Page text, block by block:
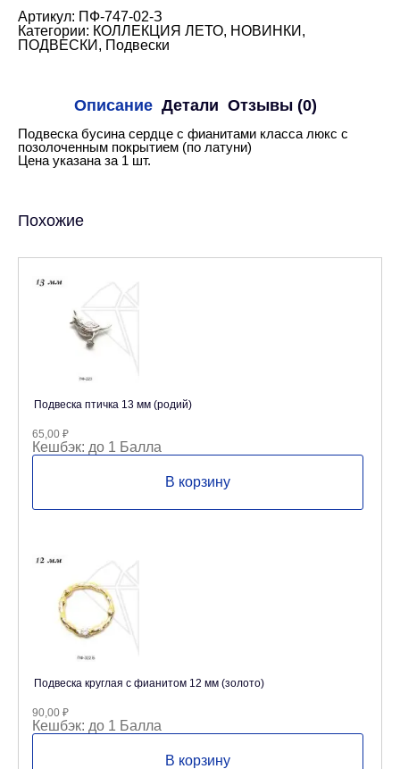
с
фианитами
13,5
Артикул: ПФ-747-02-З
Категории: КОЛЛЕКЦИЯ ЛЕТО, НОВИНКИ ,
ПОДВЕСКИ , Подвески
Описание Детали Отзывы (0)
Подвеска бусина сердце с фианитами класса люкс с
позолоченным покрытием (по латуни)
Цена указана за 1 шт.
Похожие
Подвеска птичка 13 мм (родий)
65,00 ₽
Кешбэк: до 1 Балла
В корзину
Подвеска круглая с фианитом 12 мм (золото)
90,00 ₽
Кешбэк: до 1 Балла
В корзину